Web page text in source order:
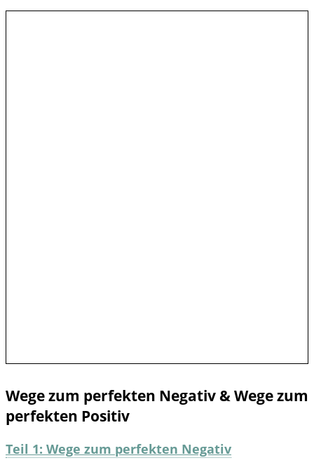
Wege zum perfekten Negativ & Wege zum
perfekten Positiv
Teil 1: Wege zum perfekten Negativ